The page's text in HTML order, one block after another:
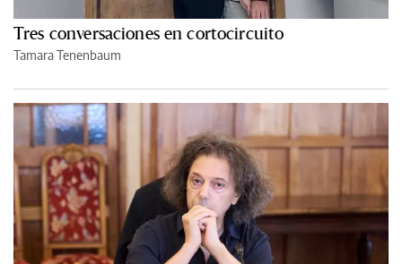
Tres conversaciones en cortocircuito
Tamara Tenenbaum